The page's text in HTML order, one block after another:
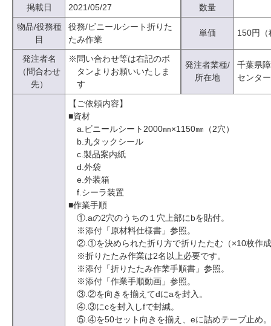
掲載日 2021/05/27
数量
物品/役務種
目
役務/ビニールシート折りた
たみ作業
単価 150円（
発注者名
（問合わせ
先）
※問い合わせ等は右記のボ
タンよりお願いいたしま
す
発注者業種/
所在地
千葉県
センタ
【ご依頼内容】
■資材
a.ビニールシート2000㎜×1150㎜（2穴）
b.丸タックシール
c.製品案内紙
d.外袋
e.外装箱
f.シーラ装置
■作業手順
①.aの2穴のうちの１穴上部にbを貼付。
※添付「原材料仕様書」参照。
②.①を決められた折り方で折りたたむ（×10枚作
※折りたたみ作業は2名以上必要です。
※添付「折りたたみ作業手順書」参照。
※添付「作業手順動画」参照。
③.②を向きを揃えてdにaを封入。
④.③にcを封入しfで封緘。
⑤.④を50セット向きを揃え、eに詰めテープ止め。